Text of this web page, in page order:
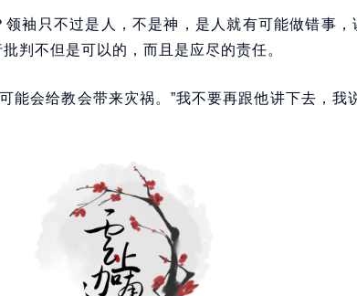
袖只不过是人，不是神，是人就有可能做错事，
判不但是可以的，而且是应尽的责任。
能会给教会带来灾祸。”我不要再跟他讲下去，我